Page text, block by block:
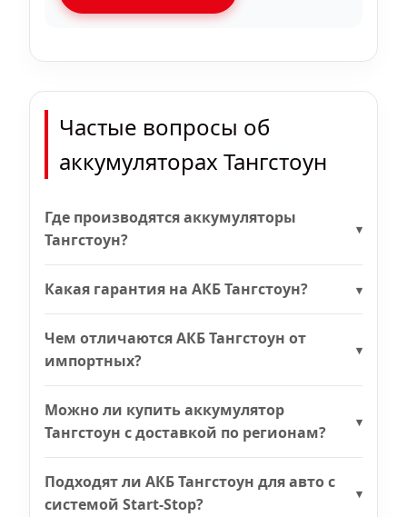
Частые вопросы об
аккумуляторах Тангстоун
Где производятся аккумуляторы
Тангстоун?
Какая гарантия на АКБ Тангстоун?
Чем отличаются АКБ Тангстоун от
импортных?
Можно ли купить аккумулятор
Тангстоун с доставкой по регионам?
Подходят ли АКБ Тангстоун для авто с
системой Start-Stop?